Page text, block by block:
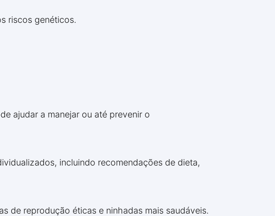
riscos genéticos.
ajudar a manejar ou até prevenir o
incluindo recomendações de dieta,
de reprodução éticas e ninhadas mais saudáveis.